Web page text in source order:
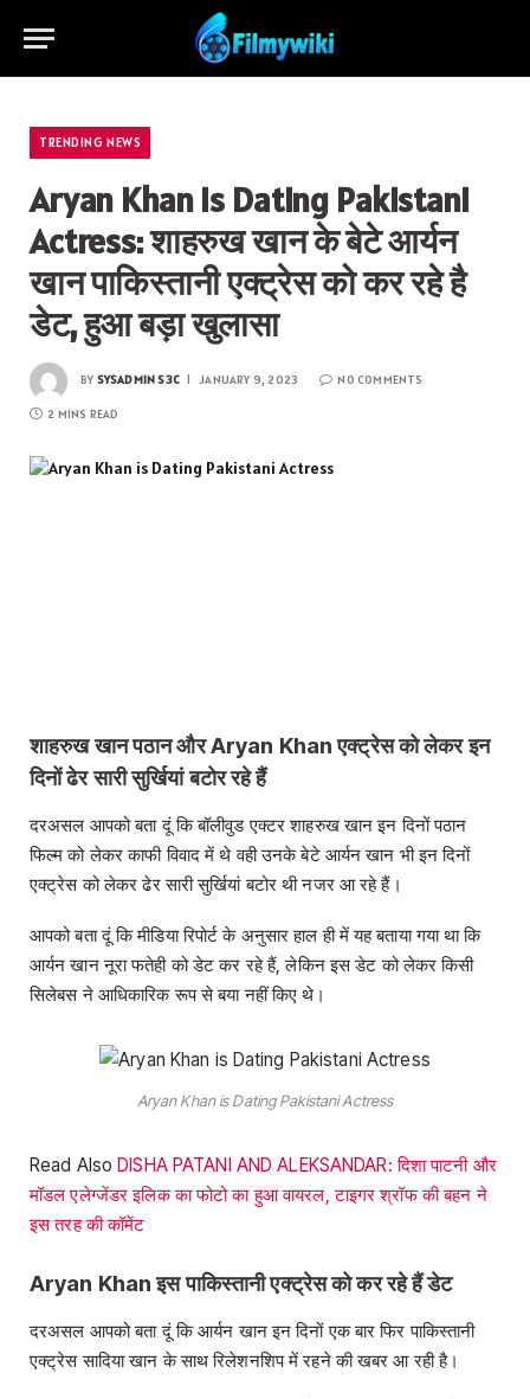
TRENDING NEWS
Aryan Khan is Dating Pakistani
Actress: शाहरुख खान के बेटे आर्यन
खान पाकिस्तानी एक्ट्रेस को कर रहे है
डेट, हुआ बड़ा खुलासा
BY SYSADMIN S3C JANUARY 9, 2023 NO COMMENTS
2 MINS READ
शाहरुख खान पठान और Aryan Khan एक्ट्रेस को लेकर इन
दिनों ढेर सारी सुर्खियां बटोर रहे हैं
दरअसल आपको बता दूं कि बॉलीवुड एक्टर शाहरुख खान इन दिनों पठान
फिल्म को लेकर काफी विवाद में थे वही उनके बेटे आर्यन खान भी इन दिनों
एक्ट्रेस को लेकर ढेर सारी सुर्खियां बटोर थी नजर आ रहे हैं।
आपको बता दूं कि मीडिया रिपोर्ट के अनुसार हाल ही में यह बताया गया था कि
आर्यन खान नूरा फतेही को डेट कर रहे हैं, लेकिन इस डेट को लेकर किसी
सिलेबस ने आधिकारिक रूप से बया नहीं किए थे।
Aryan Khan is Dating Pakistani Actress
Read AlsoDISHA PATANI AND ALEKSANDAR: दिशा पाटनी और
मॉडल एलेग्जेंडर इलिक का फोटो का हुआ वायरल, टाइगर श्रॉफ की बहन ने
इस तरह की कॉमेंट
Aryan Khan इस पाकिस्तानी एक्ट्रेस को कर रहे हैं डेट
दरअसल आपको बता दूं कि आर्यन खान इन दिनों एक बार फिर पाकिस्तानी
एक्ट्रेस सादिया खान के साथ रिलेशनशिप में रहने की खबर आ रही है।